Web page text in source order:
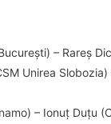
– Rareș
Unirea
– Ionuț Duțu